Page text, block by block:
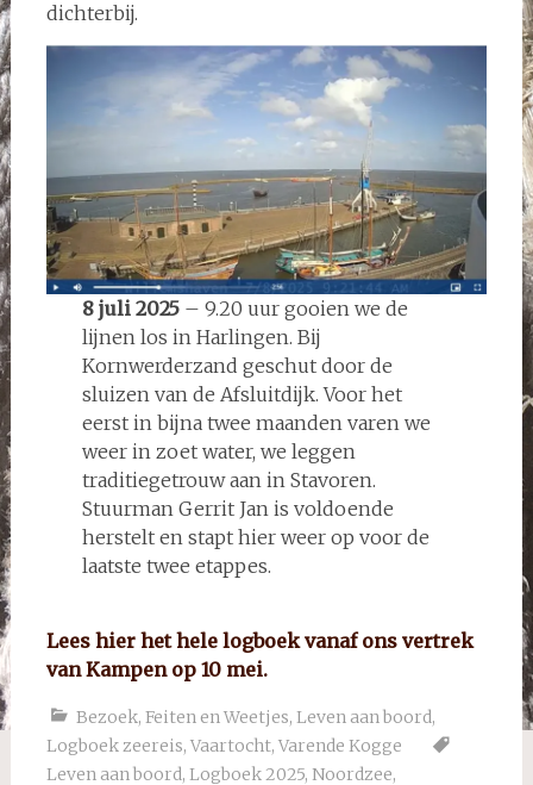
dichterbij.
8 juli 2025– 9.20 uur gooien we de
lijnen los in Harlingen. Bij
Kornwerderzand geschut door de
sluizen van de Afsluitdijk. Voor het
eerst in bijna twee maanden varen we
weer in zoet water, we leggen
traditiegetrouw aan in Stavoren.
Stuurman Gerrit Jan is voldoende
herstelt en stapt hier weer op voor de
laatste twee etappes.
Lees hier het hele logboek vanaf ons vertrek
van Kampen op 10 mei.
Bezoek, Feiten en Weetjes, Leven aan boord,
Logboek zeereis, Vaartocht, Varende Kogge
Leven aan boord, Logboek 2025, Noordzee,